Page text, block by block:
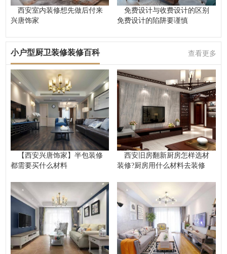
西安室内装修想先做后付来
兴唐饰家
免费设计与收费设计的区别
免费设计的陷阱要谨慎
小户型厨卫装修装修百科 查看更多
【西安兴唐饰家】半包装修
都需要买什么材料
西安旧房翻新厨房怎样选材
装修?厨房用什么材料去装修